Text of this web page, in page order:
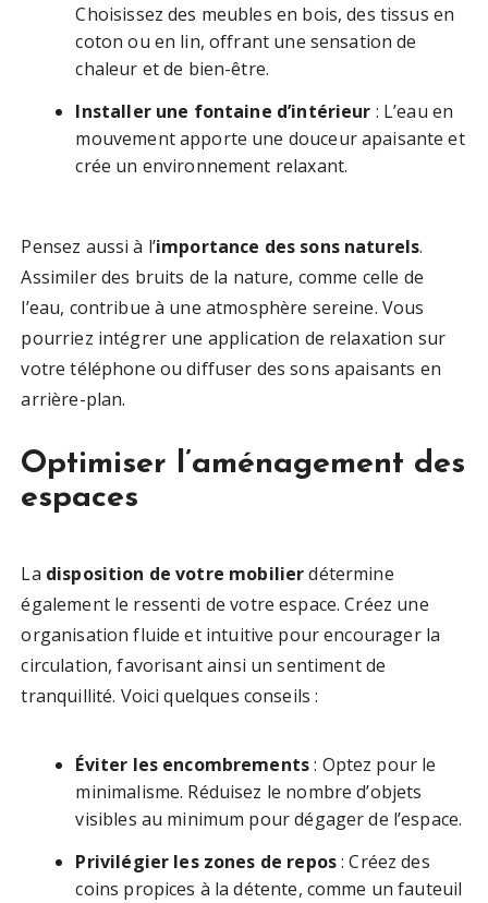
Choisissez des meubles en bois, des tissus en
coton ou en lin, offrant une sensation de
chaleur et de bien-être.
Installer une fontaine d’intérieur : L’eau en
mouvement apporte une douceur apaisante et
crée un environnement relaxant.
Pensez aussi à l’importance des sons naturels.
Assimiler des bruits de la nature, comme celle de
l’eau, contribue à une atmosphère sereine. Vous
pourriez intégrer une application de relaxation sur
votre téléphone ou diffuser des sons apaisants en
arrière-plan.
Optimiser l’aménagement des
espaces
La disposition de votre mobilierdétermine
également le ressenti de votre espace. Créez une
organisation fluide et intuitive pour encourager la
circulation, favorisant ainsi un sentiment de
tranquillité. Voici quelques conseils :
Éviter les encombrements: Optez pour le
minimalisme. Réduisez le nombre d’objets
visibles au minimum pour dégager de l’espace.
Privilégier les zones de repos: Créez des
coins propices à la détente, comme un fauteuil